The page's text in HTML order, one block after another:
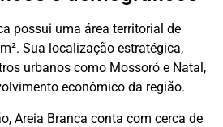
possui uma área territorial de
Sua localização estratégica,
urbanos como Mossoró e Natal,
econômico da região.
Areia Branca conta com cerca de